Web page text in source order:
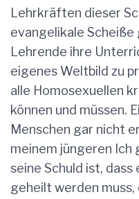
Lehrkräften dieser
evangelikale
Lehrende ihre
eigenes Weltbild zu
alle Homosexuellen
können und müssen.
Menschen gar nicht
meinem jüngeren Ich
seine Schuld ist, dass
geheilt werden muss,